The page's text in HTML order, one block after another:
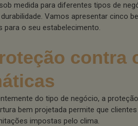
medida para diferentes tipos de
Vamos apresentar cinco
para o seu estabelecimento.
contra
do tipo de negócio, a
bem projetada permite que
impostas pelo clima.